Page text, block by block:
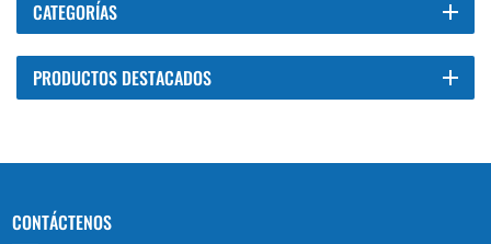
CATEGORÍAS
PRODUCTOS DESTACADOS
CONTÁCTENOS